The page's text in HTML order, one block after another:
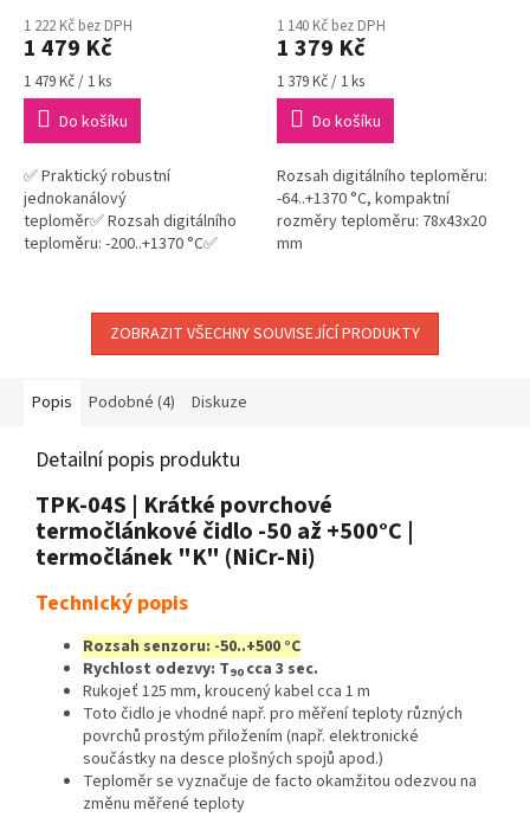
1 222 Kč bez DPH
1 479 Kč
Měrná
cena:
1 479 Kč / 1 ks
Do košíku
✅ Praktický robustní
jednokanálový
teploměr✅ Rozsah digitálního
teploměru: -200..+1370 °C✅
termočlánky typu "K" (NiCr-NiAl)
1 140 Kč bez DPH
1 379 Kč
Měrná
cena:
1 379 Kč / 1 ks
Do košíku
Rozsah digitálního teploměru:
-64..+1370 °C, kompaktní
rozměry teploměru: 78x43x20
mm
ZOBRAZIT VŠECHNY SOUVISEJÍCÍ PRODUKTY
Popis Podobné (4) Diskuze
Detailní popis produktu
TPK-04S | Krátké povrchové
termočlánkové čidlo -50 až +500°C |
termočlánek "K" (NiCr-Ni)
Technický popis
Rozsah senzoru: -50..+500 °C
Rychlost odezvy: T90 cca 3 sec.
Rukojeť 125 mm, kroucený kabel cca 1 m
Toto čidlo je vhodné např. pro měření teploty různých
povrchů prostým přiložením (např. elektronické
součástky na desce plošných spojů apod.)
Teploměr se vyznačuje de facto okamžitou odezvou na
změnu měřené teploty